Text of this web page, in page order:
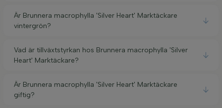
Är Brunnera macrophylla 'Silver Heart' Marktäckare
vintergrön?
Vad är tillväxtstyrkan hos Brunnera macrophylla 'Silver
Heart' Marktäckare?
Är Brunnera macrophylla 'Silver Heart' Marktäckare
giftig?